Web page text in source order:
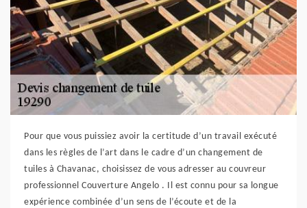
Pour que vous puissiez avoir la certitude d’un travail exécuté
dans les règles de l’art dans le cadre d’un changement de
tuiles à Chavanac, choisissez de vous adresser au couvreur
professionnel Couverture Angelo . Il est connu pour sa longue
expérience combinée d’un sens de l’écoute et de la